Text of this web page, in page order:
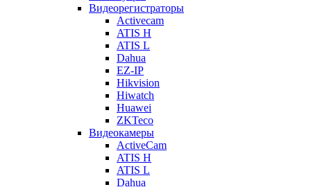
Видеорегистраторы
Activecam
ATIS H
ATIS L
Dahua
EZ-IP
Hikvision
Hiwatch
Huawei
ZKTeco
Видеокамеры
ActiveCam
ATIS H
ATIS L
Dahua